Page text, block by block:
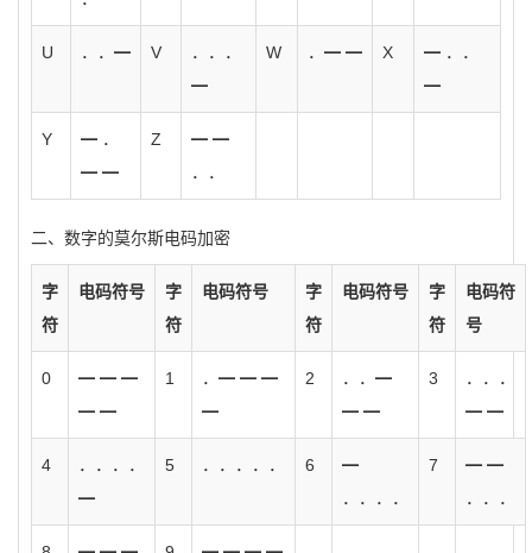
U ．．━ V
．．．
━
W ．━ ━ X
━ ．．
━
Y
━ ．
━ ━
Z
━ ━
．．
二、数字的莫尔斯电码加密
字
符
电码符号
字
符
电码符号
字
符
电码符号
字
符
电码符
号
0
━ ━ ━
━ ━
1
．━ ━ ━
━
2
．．━
━ ━
3
．．．
━ ━
4
．．．．
━
5 ．．．．． 6
━
．．．．
7
━ ━
．．．